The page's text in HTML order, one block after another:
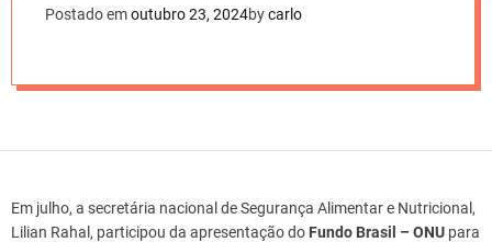
Postado emoutubro 23, 2024bycarlo
Em julho, a secretária nacional de Segurança Alimentar e Nutricional,
Lilian Rahal, participou da apresentação do Fundo Brasil – ONU para